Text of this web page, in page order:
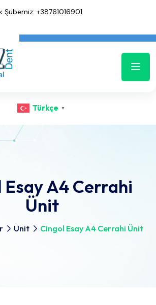
Şubemiz: +38761016901
Türkçe ▼
Esay A4 Cerrahi
Ünit
Unit Cingol Esay A4 Cerrahi Ünit